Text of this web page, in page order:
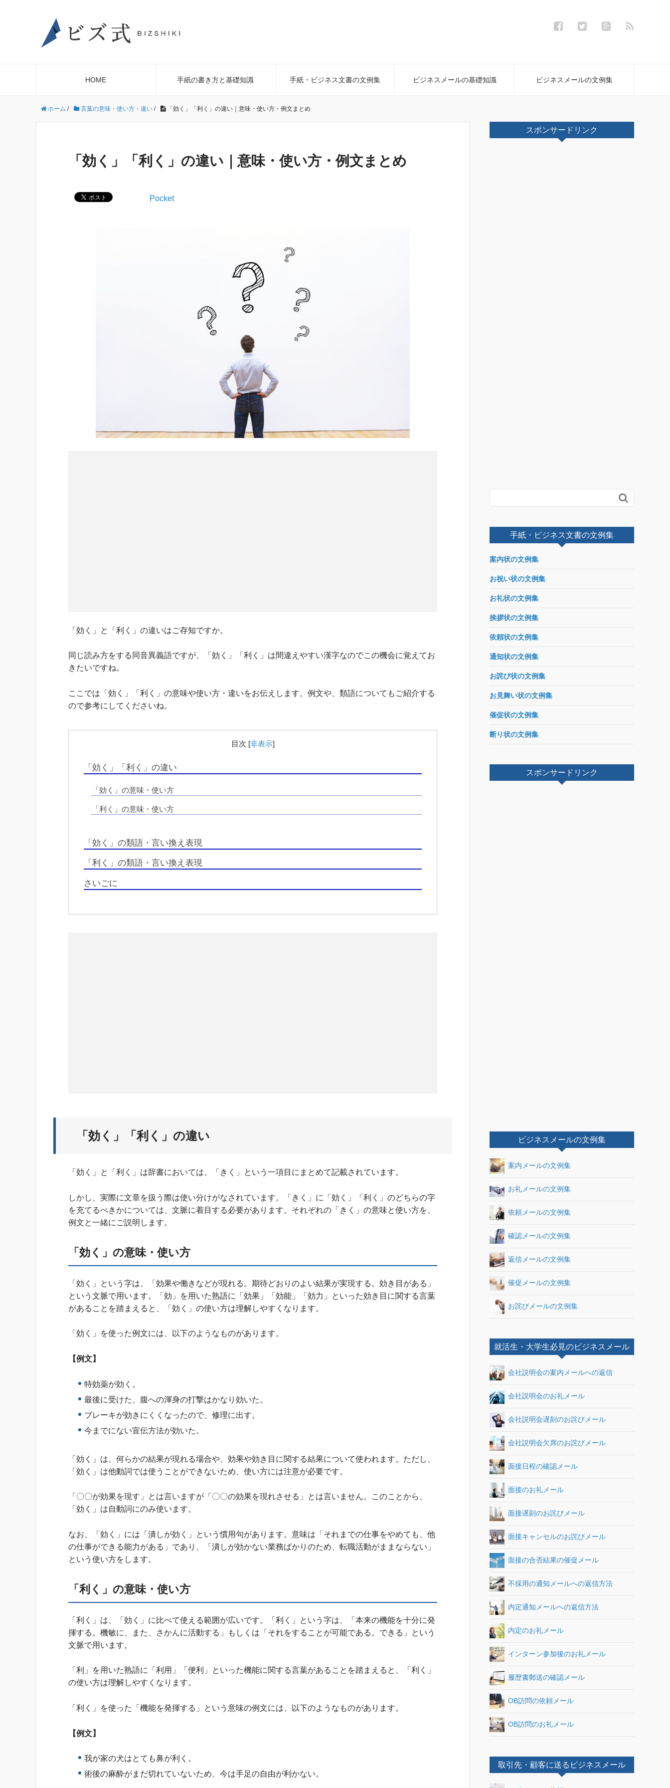
HOME 手紙の書き方と基礎知識 手紙・ビジネス文書の文例集 ビジネスメールの基礎知識 ビジネスメールの文例集
ホーム / 言葉の意味・使い方・違い / 「効く」「利く」の違い｜意味・使い方・例文まとめ
「効く」「利く」の違い｜意味・使い方・例文まとめ
Pocket
「効く」と「利く」の違いはご存知ですか。
同じ読み方をする同音異義語ですが、「効く」「利く」は間違えやすい漢字なのでこの機会に覚えてお
きたいですね。
ここでは「効く」「利く」の意味や使い方・違いをお伝えします。例文や、類語についてもご紹介する
ので参考にしてくださいね。
目次 [非表示]
「効く」「利く」の違い
「効く」の意味・使い方
「利く」の意味・使い方
「効く」の類語・言い換え表現
「利く」の類語・言い換え表現
さいごに
「効く」「利く」の違い
「効く」と「利く」は辞書においては、「きく」という一項目にまとめて記載されています。
しかし、実際に文章を扱う際は使い分けがなされています。「きく」に「効く」「利く」のどちらの字
を充てるべきかについては、文脈に着目する必要があります。それぞれの「きく」の意味と使い方を、
例文と一緒にご説明します。
「効く」の意味・使い方
「効く」という字は、「効果や働きなどが現れる。期待どおりのよい結果が実現する。効き目がある」
という文脈で用います。「効」を用いた熟語に「効果」「効能」「効力」といった効き目に関する言葉
があることを踏まえると、「効く」の使い方は理解しやすくなります。
「効く」を使った例文には、以下のようなものがあります。
【例文】
特効薬が効く。
最後に受けた、腹への渾身の打撃はかなり効いた。
ブレーキが効きにくくなったので、修理に出す。
今までにない宣伝方法が効いた。
「効く」は、何らかの結果が現れる場合や、効果や効き目に関する結果について使われます。ただし、
「効く」は他動詞では使うことができないため、使い方には注意が必要です。
「〇〇が効果を現す」とは言いますが「〇〇の効果を現れさせる」とは言いません。このことから、
「効く」は自動詞にのみ使います。
なお、「効く」には「潰しが効く」という慣用句があります。意味は「それまでの仕事をやめても、他
の仕事ができる能力がある」であり、「潰しが効かない業務ばかりのため、転職活動がままならない」
という使い方をします。
「利く」の意味・使い方
「利く」は、「効く」に比べて使える範囲が広いです。「利く」という字は、「本来の機能を十分に発
揮する。機敏に、また、さかんに活動する」もしくは「それをすることが可能である。できる」という
文脈で用います。
「利」を用いた熟語に「利用」「便利」といった機能に関する言葉があることを踏まえると、「利く」
の使い方は理解しやすくなります。
「利く」を使った「機能を発揮する」という意味の例文には、以下のようなものがあります。
【例文】
我が家の犬はとても鼻が利く。
術後の麻酔がまだ切れていないため、今は手足の自由が利かない。
スポンサードリンク

手紙・ビジネス文書の文例集
案内状の文例集
お祝い状の文例集
お礼状の文例集
挨拶状の文例集
依頼状の文例集
通知状の文例集
お詫び状の文例集
お見舞い状の文例集
催促状の文例集
断り状の文例集
スポンサードリンク
ビジネスメールの文例集
案内メールの文例集
お礼メールの文例集
依頼メールの文例集
確認メールの文例集
返信メールの文例集
催促メールの文例集
お詫びメールの文例集
就活生・大学生必見のビジネスメール
会社説明会の案内メールへの返信
会社説明会のお礼メール
会社説明会遅刻のお詫びメール
会社説明会欠席のお詫びメール
面接日程の確認メール
面接のお礼メール
面接遅刻のお詫びメール
面接キャンセルのお詫びメール
面接の合否結果の催促メール
不採用の通知メールへの返信方法
内定通知メールへの返信方法
内定のお礼メール
インターン参加後のお礼メール
履歴書郵送の確認メール
OB訪問の依頼メール
OB訪問のお礼メール
取引先・顧客に送るビジネスメール